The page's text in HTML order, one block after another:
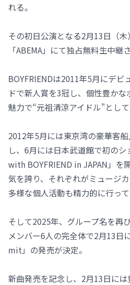
れる。
その初日公演となる2月13日（木
「ABEMA」にて独占無料生中継
BOYFRIENDは2011年5月にデビ
ドで新人賞を3冠し、個性豊か
魅力で“元祖清涼アイドル”として
2012年5月には東京湾の豪華客
し、6月には日本武道館で初の
with BOYFRIEND in JAPAN」を
気を誇り、それぞれがミュージ
多様な個人活動も精力的に行って
そして2025年、グループ名を再
メンバー6人の完全体で2月13日
mit」の発売が決定。
新曲発売を記念し、2月13日に